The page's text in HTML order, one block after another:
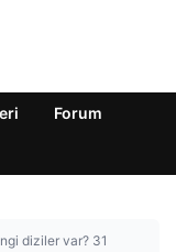
Forum
diziler var? 31